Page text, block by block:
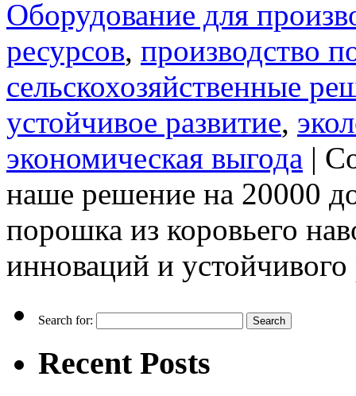
Оборудование для
ресурсов, производство
сельскохозяйственные
устойчивое развитие,
экономическая выгода |
наше решение на 20000
порошка из коровьего
инноваций и устойчивого
Search for:
Recent Posts